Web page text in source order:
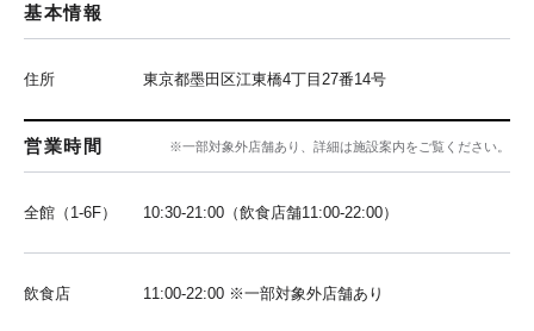
基本情報
住所 東京都墨田区江東橋4丁目27番14号
営業時間 ※一部対象外店舗あり、詳細は施設案内をご覧ください。
全館（1-6F） 10:30-21:00（飲食店舗11:00-22:00）
飲食店 11:00-22:00 ※一部対象外店舗あり